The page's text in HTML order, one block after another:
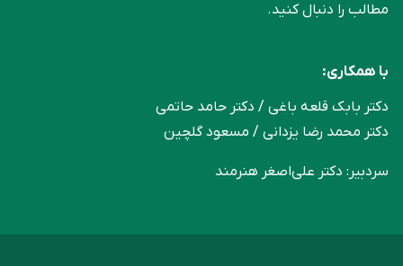
مطالب را دنبال کنید.
با همکاری:
دکتر بابک قلعه‌ باغی / دکتر حامد حاتمی
دکتر محمد رضا یزدانی / مسعود گلچین
سردبیر: دکتر علی‌اصغر هنرمند